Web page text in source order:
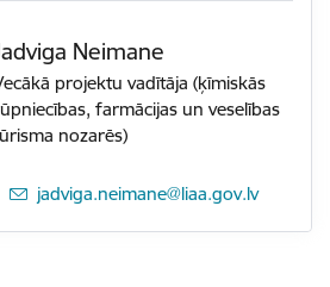
Neimane
projektu vadītāja (ķīmiskās
farmācijas un veselības
nozarēs)
E-pasts:
jadviga.neimane@liaa.gov.lv